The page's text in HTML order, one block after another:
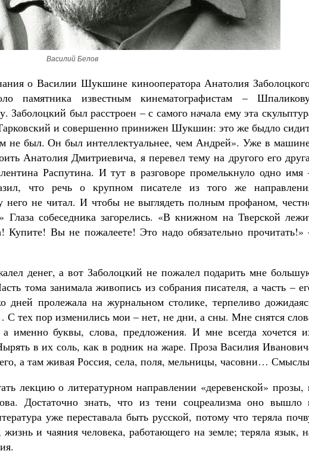
Василий Белов
о Василии Шукшине кинооператора Анатолия
памятника известным кинематографистам –
был расстроен – с самого начала ему эта
и совершенно принижен Шукшин: это же быдло
не был. Он был интеллектуальнее, чем Андрей». Уже в
Анатолия Дмитриевича, я перевел тему на другого его
Распутина. И тут в разговоре промелькнуло одно имя
что речь о крупном писателе из того же
него не читал. И чтобы не выглядеть полным профаном,
Глаза собеседника загорелись. «В книжном на Тверской
Купите! Вы не пожалеете! Это надо обязательно прочитать!»
денег, а вот Заболоцкий не пожалел подарить мне
тома занимала живопись из собрания писателя, а часть –
дней пролежала на журнальном столике, терпеливо
тех пор изменились мои – нет, не дни, а сны. Мне снятся
именно буквы, слова, предложения. И мне всегда хочется
в их соль, как в родник на жаре. Проза Василия
а там живая Россия, села, поля, мельницы, часовни…
лекцию о литературном направлении «деревенской» прозы,
Достаточно знать, что из тени соцреализма оно вышло
уже переставала быть русской, потому что теряла
и чаяния человека, работающего на земле; теряла язык,